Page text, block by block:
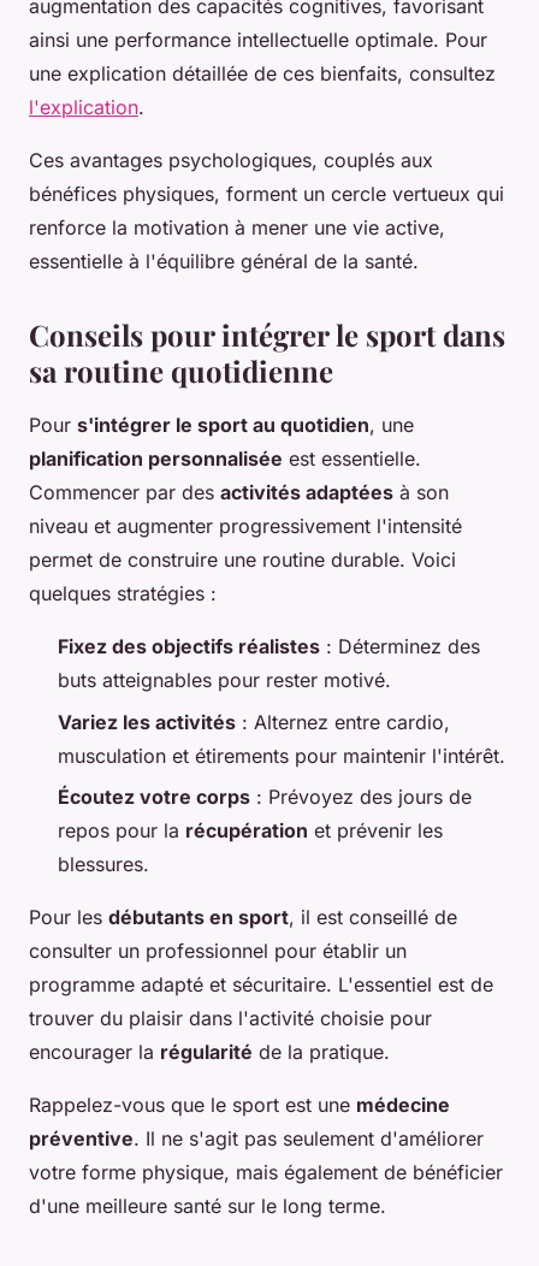
augmentation des capacités cognitives, favorisant
ainsi une performance intellectuelle optimale. Pour
une explication détaillée de ces bienfaits, consultez
l'explication.
Ces avantages psychologiques, couplés aux
bénéfices physiques, forment un cercle vertueux qui
renforce la motivation à mener une vie active,
essentielle à l'équilibre général de la santé.
Conseils pour intégrer le sport dans
sa routine quotidienne
Pour s'intégrer le sport au quotidien, une
planification personnalisée est essentielle.
Commencer par des activités adaptées à son
niveau et augmenter progressivement l'intensité
permet de construire une routine durable. Voici
quelques stratégies :
Fixez des objectifs réalistes : Déterminez des
buts atteignables pour rester motivé.
Variez les activités : Alternez entre cardio,
musculation et étirements pour maintenir l'intérêt.
Écoutez votre corps : Prévoyez des jours de
repos pour la récupération et prévenir les
blessures.
Pour les débutants en sport, il est conseillé de
consulter un professionnel pour établir un
programme adapté et sécuritaire. L'essentiel est de
trouver du plaisir dans l'activité choisie pour
encourager la régularité de la pratique.
Rappelez-vous que le sport est une médecine
préventive. Il ne s'agit pas seulement d'améliorer
votre forme physique, mais également de bénéficier
d'une meilleure santé sur le long terme.